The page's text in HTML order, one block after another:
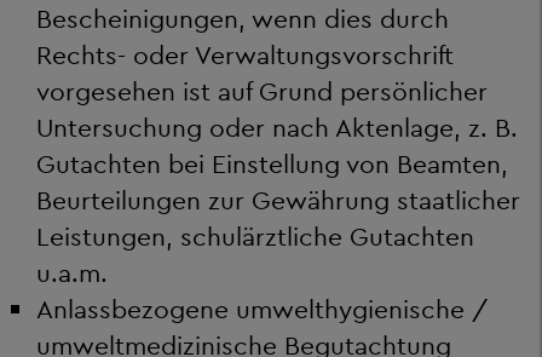
Bescheinigungen, wenn dies durch
Rechts- oder Verwaltungsvorschrift
vorgesehen ist auf Grund persönlicher
Untersuchung oder nach Aktenlage, z. B.
Gutachten bei Einstellung von Beamten,
Beurteilungen zur Gewährung staatlicher
Leistungen, schulärztliche Gutachten
u.a.m.
Anlassbezogene umwelthygienische /
umweltmedizinische Begutachtung